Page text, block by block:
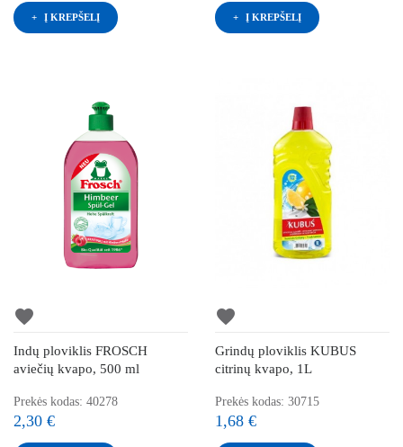
Į KREPŠELĮ Į KREPŠELĮ
favorite
Indų ploviklis FROSCH
aviečių kvapo, 500 ml
Prekės kodas: 40278
2,30 €
favorite
Grindų ploviklis KUBUS
citrinų kvapo, 1L
Prekės kodas: 30715
1,68 €